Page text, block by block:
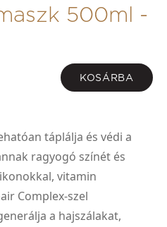
500ml -
KOSÁRBA
táplálja és védi a
ragyogó színét és
vitamin
Complex-szel
a hajszálakat,